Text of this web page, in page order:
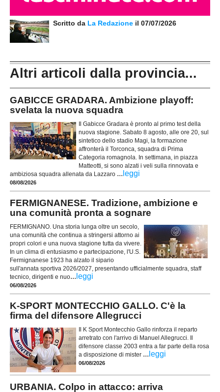
Scritto da La Redazione il 07/07/2026
Altri articoli dalla provincia...
GABICCE GRADARA. Ambizione playoff:
svelata la nuova squadra
Il Gabicce Gradara è pronto al primo test della
nuova stagione. Sabato 8 agosto, alle ore 20, sul
sintetico dello stadio Magi, la formazione
affronterà il Torconca, squadra di Prima
Categoria romagnola. In settimana, in piazza
Matteotti, si sono alzati i veli sulla rinnovata e
ambiziosa squadra allenata da Lazzaro ... leggi
08/08/2026
FERMIGNANESE. Tradizione, ambizione e
una comunità pronta a sognare
FERMIGNANO. Una storia lunga oltre un secolo,
una comunità che continua a stringersi attorno ai
propri colori e una nuova stagione tutta da vivere.
In un clima di entusiasmo e partecipazione, l'U.S.
Fermignanese 1923 ha alzato il sipario
sull'annata sportiva 2026/2027, presentando ufficialmente squadra, staff
tecnico, dirigenti e nuo... leggi
06/08/2026
K-SPORT MONTECCHIO GALLO. C'è la
firma del difensore Allegrucci
Il K Sport Montecchio Gallo rinforza il reparto
arretrato con l'arrivo di Manuel Allegrucci. Il
difensore classe 2003 entra a far parte della rosa
a disposizione di mister ... leggi
06/08/2026
URBANIA. Colpo in attacco: arriva